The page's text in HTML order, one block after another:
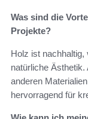
Was sind die
Projekte?
Holz ist nachhaltig,
natürliche
anderen
hervorragend für